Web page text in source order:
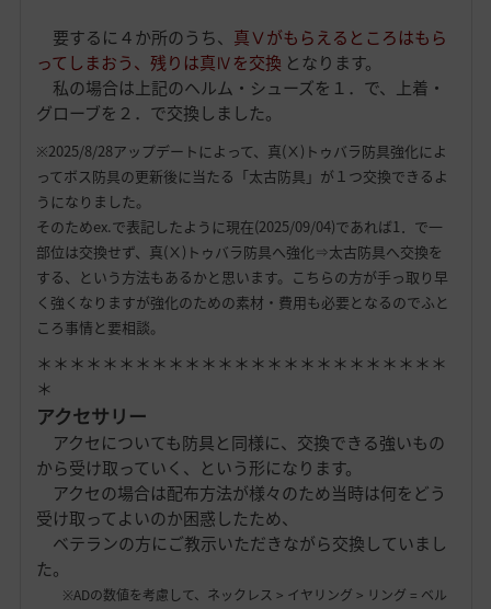
要するに４か所のうち、 真Ⅴがもらえるところはもら
ってしまおう、残りは真Ⅳを交換 となります。
私の場合は上記のヘルム・シューズを１．で、上着・
グローブを２．で交換しました。
※2025/8/28アップデートによって、真(Ⅹ)トゥバラ防具強化によ
ってボス防具の更新後に当たる「太古防具」が１つ交換できるよ
うになりました。
そのためex.で表記したように現在(2025/09/04)であれば1．で一
部位は交換せず、真(Ⅹ)トゥバラ防具へ強化⇒太古防具へ交換を
する、という方法もあるかと思います。こちらの方が手っ取り早
く強くなりますが強化のための素材・費用も必要となるのでふと
ころ事情と要相談。
＊＊＊＊＊＊＊＊＊＊＊＊＊＊＊＊＊＊＊＊＊＊＊＊＊
＊
アクセサリー
アクセについても防具と同様に、交換できる強いもの
から受け取っていく、という形になります。
アクセの場合は配布方法が様々のため当時は何をどう
受け取ってよいのか困惑したため、
ベテランの方にご教示いただきながら交換していまし
た。
※ADの数値を考慮して、ネックレス > イヤリング > リング = ベル